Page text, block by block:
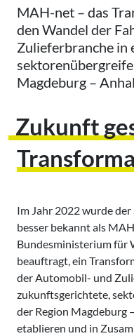
MAH-net – das
den Wandel der
Zulieferbranche in
Magdeburg –
Zukunft
Im Jahr 2022 wurde
besser bekannt als
Bundesministerium für
beauftragt, ein
der Automobil- und
zukunftsgerichtete,
der Region Magdeburg
etablieren und in